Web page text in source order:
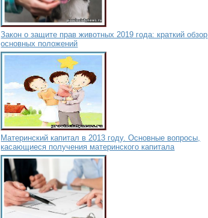
Закон о защите прав животных 2019 года: краткий обзор
основных положений
Материнский капитал в 2013 году. Основные вопросы,
касающиеся получения материнского капитала